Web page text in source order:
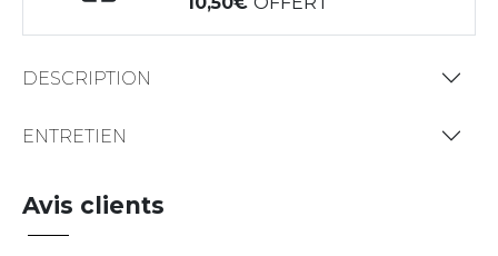
DESCRIPTION
ENTRETIEN
Avis clients